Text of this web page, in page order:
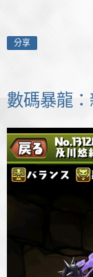
分享
數碼暴龍：